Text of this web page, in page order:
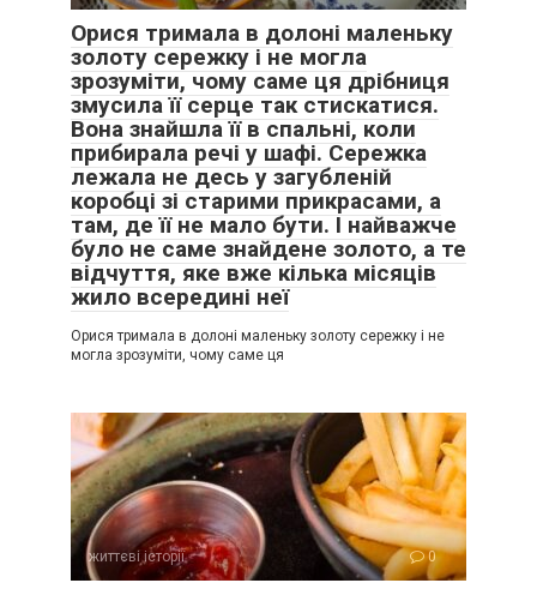
Орися тримала в долоні маленьку
золоту сережку і не могла
зрозуміти, чому саме ця дрібниця
змусила її серце так стискатися.
Вона знайшла її в спальні, коли
прибирала речі у шафі. Сережка
лежала не десь у загубленій
коробці зі старими прикрасами, а
там, де її не мало бути. І найважче
було не саме знайдене золото, а те
відчуття, яке вже кілька місяців
жило всередині неї
Орися тримала в долоні маленьку золоту сережку і не
могла зрозуміти, чому саме ця
життєві історії 0